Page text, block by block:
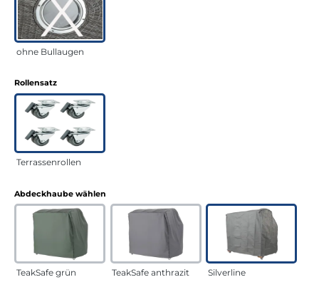
ohne Bullaugen
Rollensatzauswählen
Terrassenrollen
Abdeckhaube wählen
TeakSafe grün TeakSafe anthrazit Silverline